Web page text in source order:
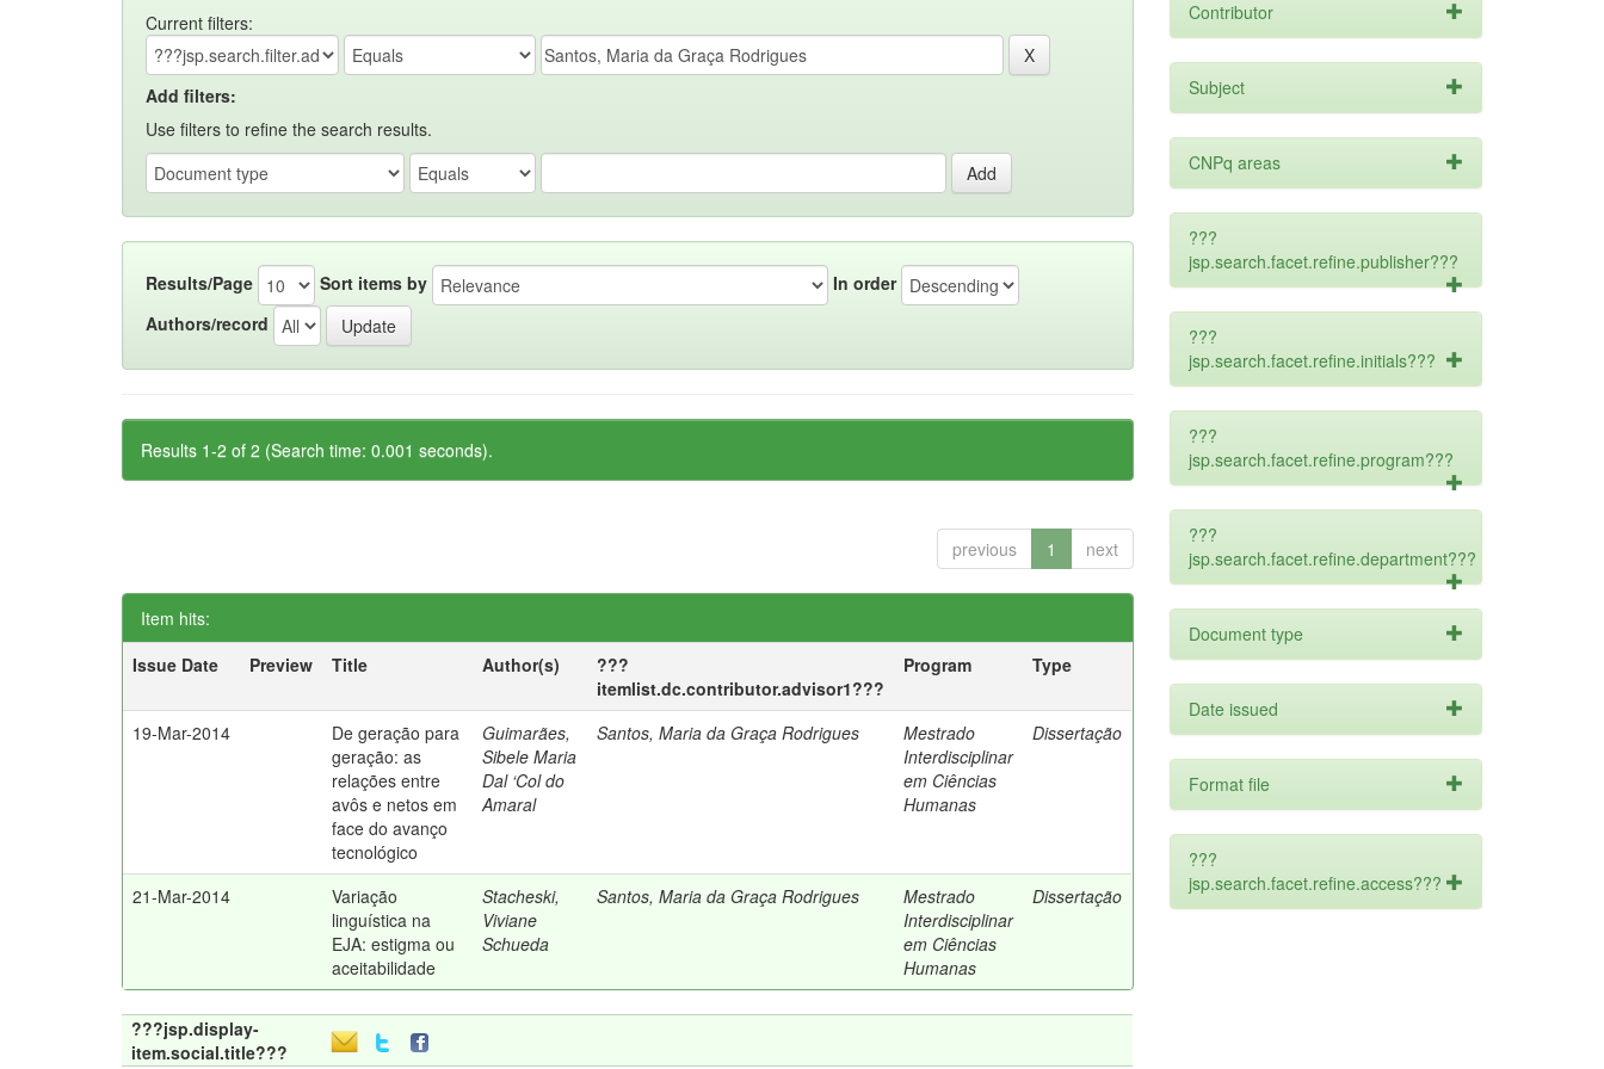
Current filters:
Add filters:
Use filters to refine the search results.
Results/Page Sort items by
In order
Authors/record
Results 1-2 of 2 (Search time: 0.001 seconds).
previous 1 next
Item hits:
Issue Date
Preview Title Author(s)
???
itemlist.dc.contributor.advisor1???
Program Type
19-Mar-2014
De geração para
geração: as
relações entre
avôs e netos em
face do avanço
tecnológico
Guimarães,
Sibele Maria
Dal ‘Col do
Amaral
Santos, Maria da Graça Rodrigues
Mestrado
Interdisciplinar
em Ciências
Humanas
Dissertação
21-Mar-2014
Variação
linguística na
EJA: estigma ou
aceitabilidade
Stacheski,
Viviane
Schueda
Santos, Maria da Graça Rodrigues
Mestrado
Interdisciplinar
em Ciências
Humanas
Dissertação
???jsp.display-
item.social.title???
Contributor
Subject
CNPq areas
???
jsp.search.facet.refine.publisher???
???
jsp.search.facet.refine.initials???
???
jsp.search.facet.refine.program???
???
jsp.search.facet.refine.department???
Document type
Date issued
Format file
???
jsp.search.facet.refine.access???